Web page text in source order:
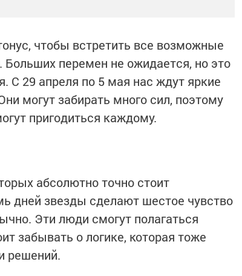
чтобы встретить все возможные
перемен не ожидается, но это
С 29 апреля по 5 мая нас ждут яркие
могут забирать много сил, поэтому
пригодиться каждому.
абсолютно точно стоит
дней звезды сделают шестое чувство
Эти люди смогут полагаться
забывать о логике, которая тоже
решений.